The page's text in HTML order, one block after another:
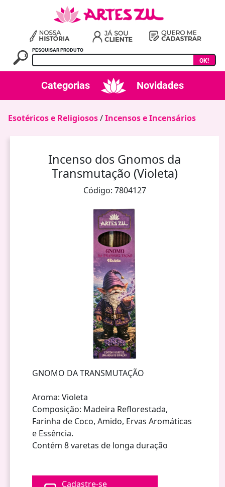
PESQUISAR PRODUTO
OK!
Categorias Novidades
Esotéricos e Religiosos/Incensos e Incensários
Incenso dos Gnomos da
Transmutação (Violeta)
Código: 7804127
GNOMO DA TRANSMUTAÇÃO
Aroma: Violeta
Composição: Madeira Reflorestada,
Farinha de Coco, Amido, Ervas Aromáticas
e Essência.
Contém 8 varetas de longa duração
Cadastre-se